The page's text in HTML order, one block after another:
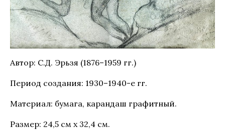
Автор: С.Д. Эрьзя (1876–1959 гг.)
Период создания: 1930–1940-е гг.
Материал: бумага, карандаш графитный.
Размер: 24,5 см х 32,4 см.